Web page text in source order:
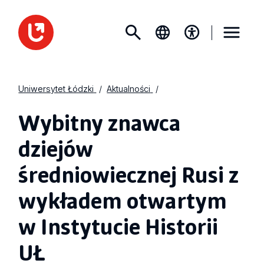
Uniwersytet Łódzki Aktualności
Wybitny znawca
dziejów
średniowiecznej Rusi z
wykładem otwartym
w Instytucie Historii
UŁ